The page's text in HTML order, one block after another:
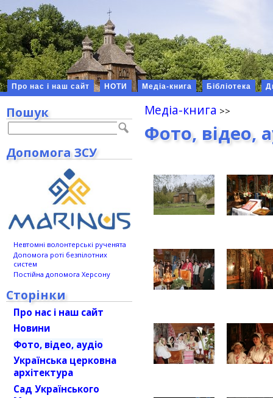
Про нас і наш сайт НОТИ Медіа-книга Бібліотека
Медіа-книга
Фото, відео,
Пошук
Допомога ЗСУ
Невтомні волонтерські рученята
Допомога роті безпілотних
систем
Постійна допомога Херсону
Сторінки
Про нас і наш сайт
Новини
Фото, відео, аудіо
Українська церковна
архітектура
Сад Українського